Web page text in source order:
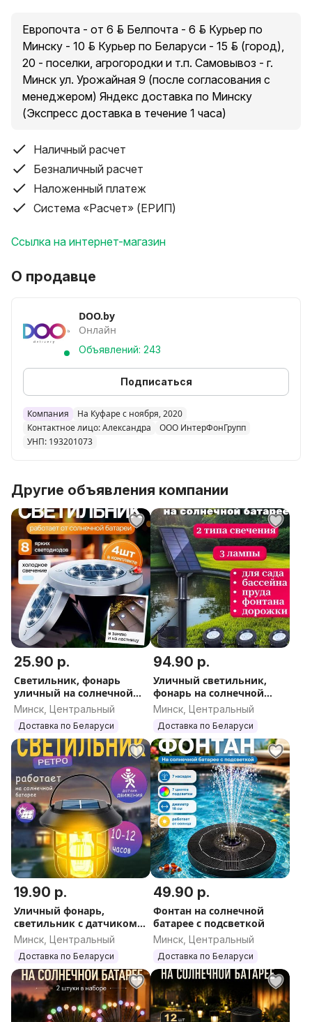
электрической сети. Солнечная батарея светильника
на стену автоматически заряжается днем при
наличии солнечного света, а затем использует
накопленную энергию для работы в течение всей
ночи. Уличный светодиодный мини прожектор на
солнечной батарее имеет мощный свет что
освещение в зависимости от ваших потребностей.
Автономный режим работы при наступлений
темноты . Аккумулятор большой емкости
обеспечивает долгое время работы светильника
солнце без необходимости частой зарядки.
аккумуляторный светильник будет работать
прожектор фонарь на солнечных батарейках - это
вашего участка. Он экологичен, экономит энергию,
обеспечивает яркое и надежное освещение влюбое
время суток.
Основные характеристики:
Площадь освещения: 3 кв. м.
Световой поток: 128 лм.
Тип лампы: светодиодная.
Комплектация: светильник садовый уличный; 1шт.
Размер: 33х4
Европочта - от 6 руб. Белпочта - 6 руб. Курьер по
Минску - 10 руб. Курьер по Беларуси - 15 руб. (город),
20 - поселки, агрогородки и т.п. Самовывоз - г.
Минск ул. Урожайная 9 (после согласования с
менеджером) Яндекс доставка по Минску
(Экспресс доставка в течение 1 часа)
Наличный расчет
Безналичный расчет
Наложенный платеж
Система «Расчет» (ЕРИП)
Ссылка на интернет-магазин
О продавце
DOO.by
Онлайн
Объявлений: 243
Подписаться
Компания
На Куфаре с ноября, 2020
Контактное лицо: Александра
ООО ИнтерФонГрупп
УНП: 193201073
Другие объявления компании
25.90 р.
Светильник, фонарь
уличный на солнечной
батарее, 4шт
Минск, Центральный
Доставка по Беларуси
94.90 р.
Уличный светильник,
фонарь на солнечной
батарее 3 лампы
Минск, Центральный
Доставка по Беларуси
19.90 р.
Уличный фонарь,
светильник с датчиком
движения
Минск, Центральный
Доставка по Беларуси
49.90 р.
Фонтан на солнечной
батарее с подсветкой
Минск, Центральный
Доставка по Беларуси